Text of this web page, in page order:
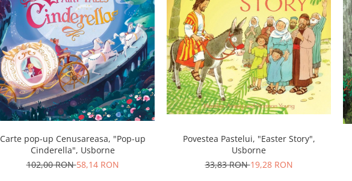
Carte pop-up Cenusareasa, "Pop-up
Cinderella", Usborne
102,00 RON58,14 RON
Povestea Pastelui, "Easter Story",
Usborne
33,83 RON19,28 RON